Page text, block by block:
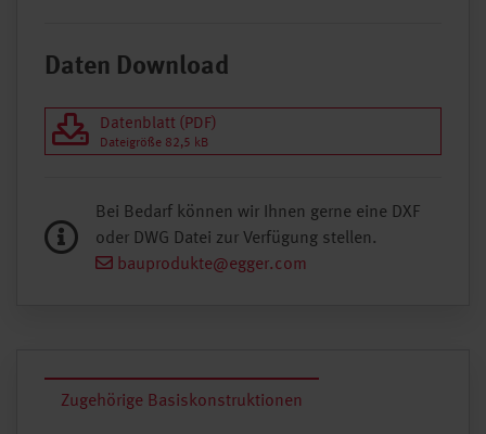
Daten Download
Datenblatt (PDF)
Dateigröße 82,5 kB
Bei Bedarf können wir Ihnen gerne eine DXF
oder DWG Datei zur Verfügung stellen.
bauprodukte@egger.com
Zugehörige Basiskonstruktionen